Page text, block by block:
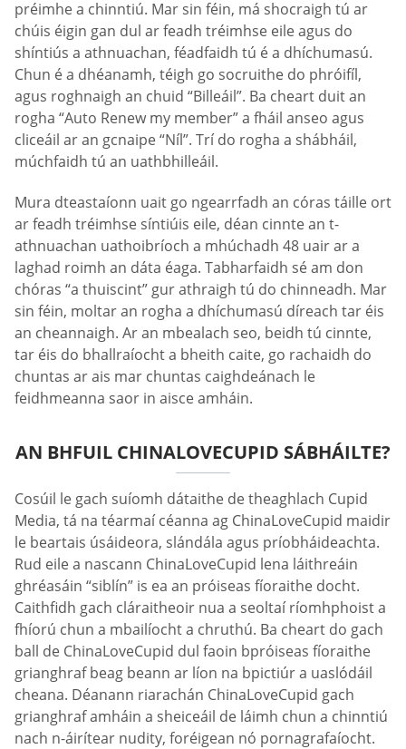
préimhe a chinntiú. Mar sin féin, má shocraigh tú ar
chúis éigin gan dul ar feadh tréimhse eile agus do
shíntiús a athnuachan, féadfaidh tú é a dhíchumasú.
Chun é a dhéanamh, téigh go socruithe do phróifíl,
agus roghnaigh an chuid “Billeáil”. Ba cheart duit an
rogha “Auto Renew my member” a fháil anseo agus
cliceáil ar an gcnaipe “Níl”. Trí do rogha a shábháil,
múchfaidh tú an uathbhilleáil.
Mura dteastaíonn uait go ngearrfadh an córas táille ort
ar feadh tréimhse síntiúis eile, déan cinnte an t-
athnuachan uathoibríoch a mhúchadh 48 uair ar a
laghad roimh an dáta éaga. Tabharfaidh sé am don
chóras “a thuiscint” gur athraigh tú do chinneadh. Mar
sin féin, moltar an rogha a dhíchumasú díreach tar éis
an cheannaigh. Ar an mbealach seo, beidh tú cinnte,
tar éis do bhallraíocht a bheith caite, go rachaidh do
chuntas ar ais mar chuntas caighdeánach le
feidhmeanna saor in aisce amháin.
AN BHFUIL CHINALOVECUPID SÁBHÁILTE?
Cosúil le gach suíomh dátaithe de theaghlach Cupid
Media, tá na téarmaí céanna ag ChinaLoveCupid maidir
le beartais úsáideora, slándála agus príobháideachta.
Rud eile a nascann ChinaLoveCupid lena láithreáin
ghréasáin “siblín” is ea an próiseas fíoraithe docht.
Caithfidh gach cláraitheoir nua a seoltaí ríomhphoist a
fhíorú chun a mbailíocht a chruthú. Ba cheart do gach
ball de ChinaLoveCupid dul faoin bpróiseas fíoraithe
grianghraf beag beann ar líon na bpictiúr a uaslódáil
cheana. Déanann riarachán ChinaLoveCupid gach
grianghraf amháin a sheiceáil de láimh chun a chinntiú
nach n-áirítear nudity, foréigean nó pornagrafaíocht.